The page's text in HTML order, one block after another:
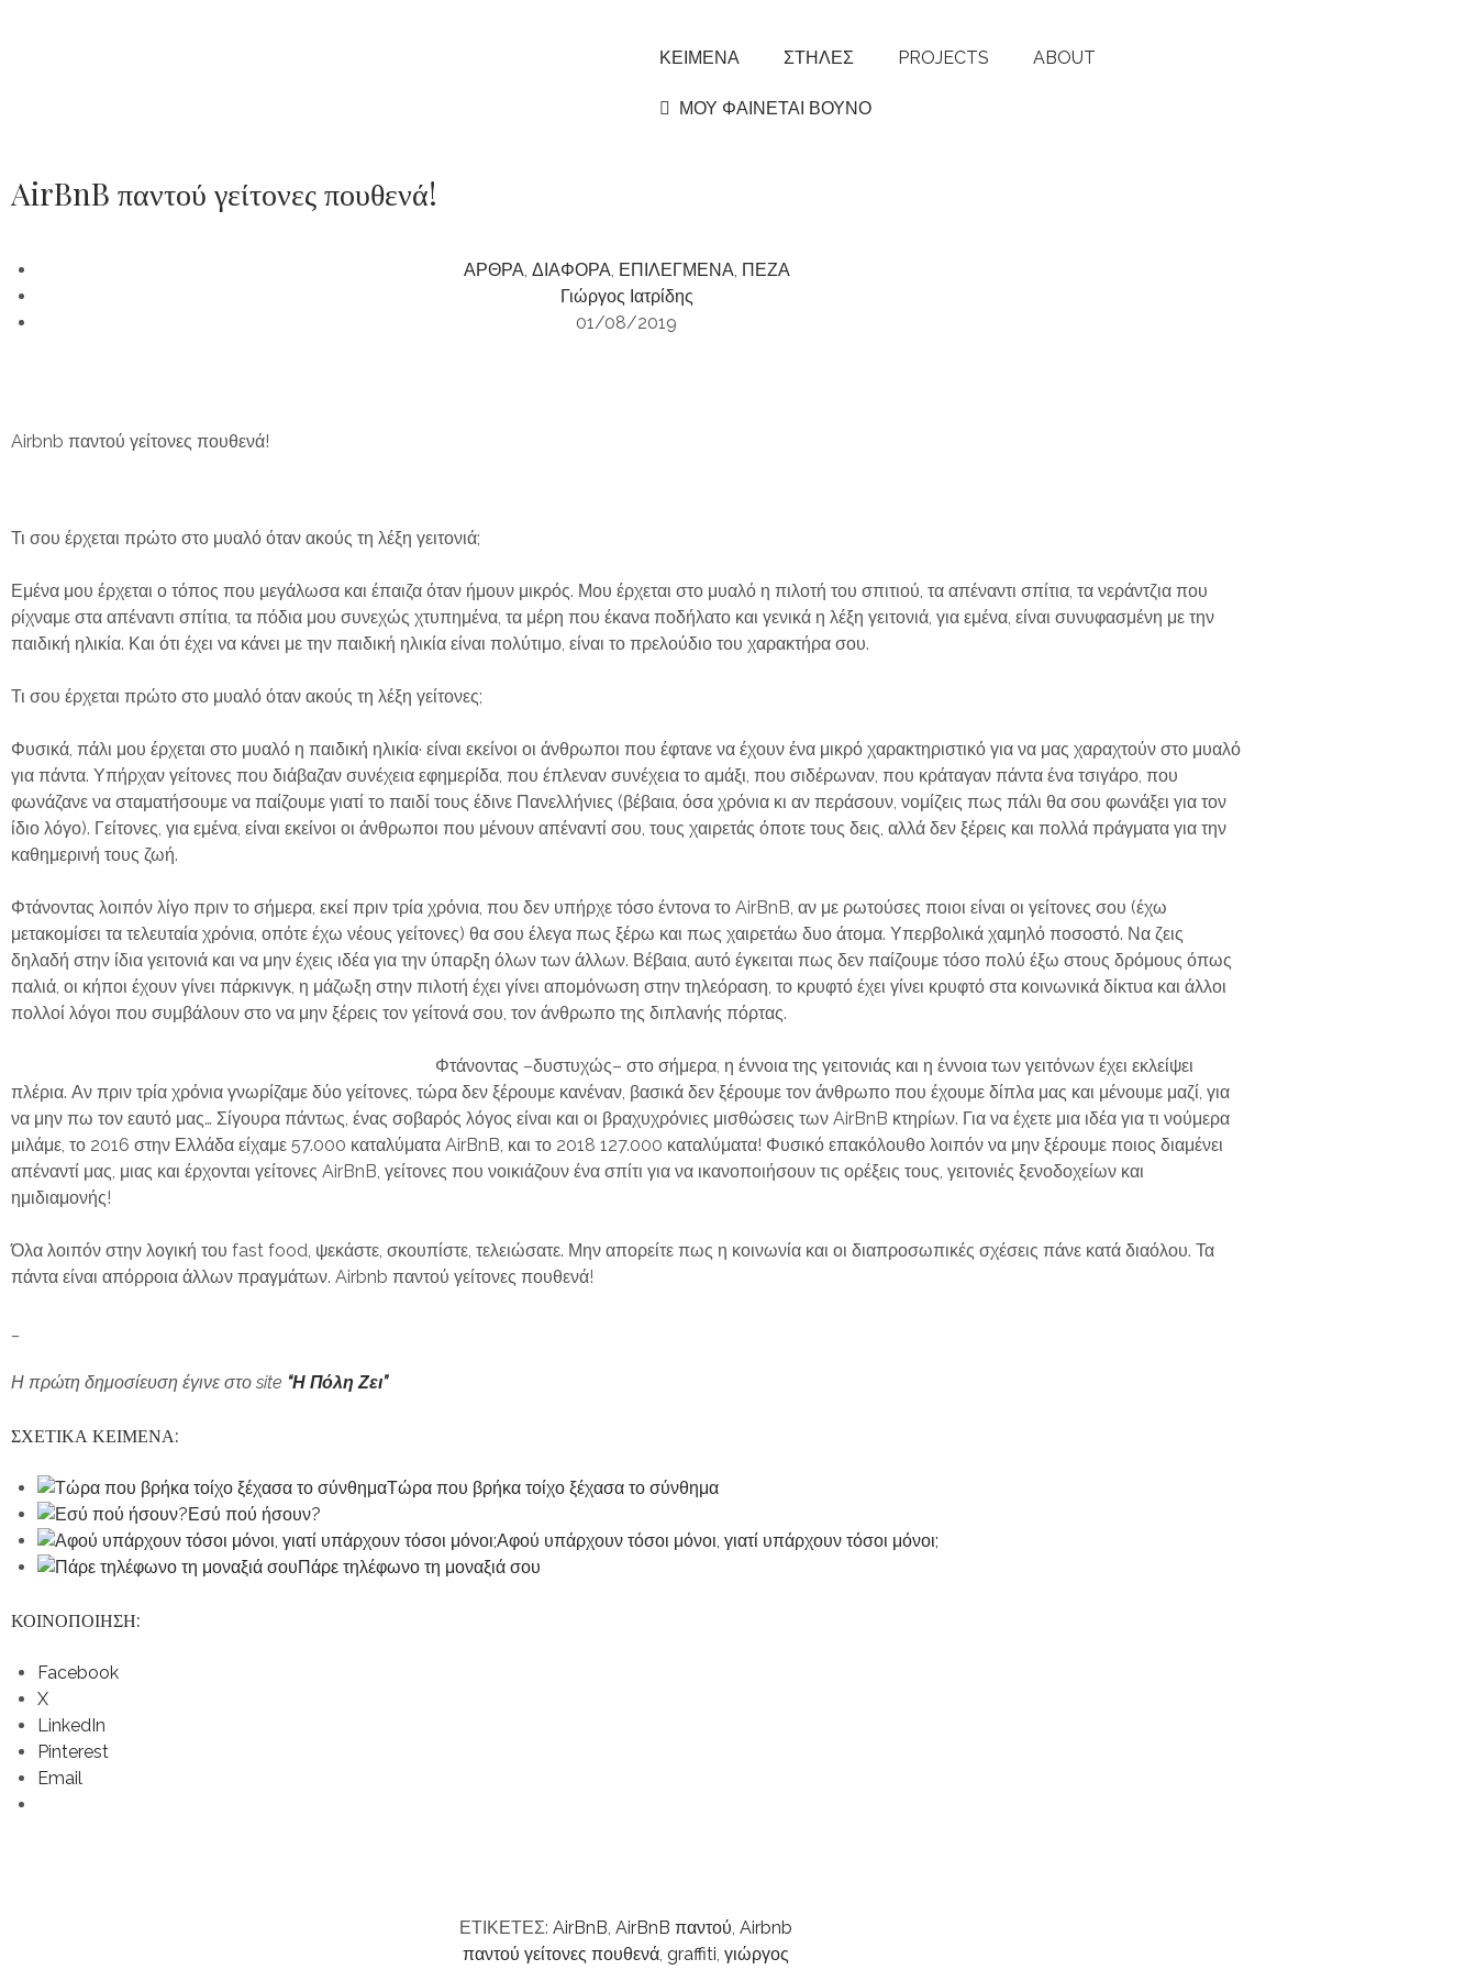
ΚΕΙΜΕΝΑ ΣΤΗΛΕΣ PROJECTS ABOUT
ΜΟΥ ΦΑΙΝΕΤΑΙ ΒΟΥΝΟ
AirBnB παντού γείτονες πουθενά!
ΑΡΘΡΑ, ΔΙΑΦΟΡΑ, ΕΠΙΛΕΓΜΕΝΑ, ΠΕΖΑ
Γιώργος Ιατρίδης
01/08/2019
Airbnb παντού γείτονες πουθενά!
Τι σου έρχεται πρώτο στο μυαλό όταν ακούς τη λέξη γειτονιά;
Εμένα μου έρχεται ο τόπος που μεγάλωσα και έπαιζα όταν ήμουν μικρός. Μου έρχεται στο μυαλό η πιλοτή του σπιτιού, τα απέναντι σπίτια, τα νεράντζια που
ρίχναμε στα απέναντι σπίτια, τα πόδια μου συνεχώς χτυπημένα, τα μέρη που έκανα ποδήλατο και γενικά η λέξη γειτονιά, για εμένα, είναι συνυφασμένη με την
παιδική ηλικία. Και ότι έχει να κάνει με την παιδική ηλικία είναι πολύτιμο, είναι το πρελούδιο του χαρακτήρα σου.
Τι σου έρχεται πρώτο στο μυαλό όταν ακούς τη λέξη γείτονες;
Φυσικά, πάλι μου έρχεται στο μυαλό η παιδική ηλικία· είναι εκείνοι οι άνθρωποι που έφτανε να έχουν ένα μικρό χαρακτηριστικό για να μας χαραχτούν στο μυαλό
για πάντα. Υπήρχαν γείτονες που διάβαζαν συνέχεια εφημερίδα, που έπλεναν συνέχεια το αμάξι, που σιδέρωναν, που κράταγαν πάντα ένα τσιγάρο, που
φωνάζανε να σταματήσουμε να παίζουμε γιατί το παιδί τους έδινε Πανελλήνιες (βέβαια, όσα χρόνια κι αν περάσουν, νομίζεις πως πάλι θα σου φωνάξει για τον
ίδιο λόγο). Γείτονες, για εμένα, είναι εκείνοι οι άνθρωποι που μένουν απέναντί σου, τους χαιρετάς όποτε τους δεις, αλλά δεν ξέρεις και πολλά πράγματα για την
καθημερινή τους ζωή.
Φτάνοντας λοιπόν λίγο πριν το σήμερα, εκεί πριν τρία χρόνια, που δεν υπήρχε τόσο έντονα το AirBnB, αν με ρωτούσες ποιοι είναι οι γείτονες σου (έχω
μετακομίσει τα τελευταία χρόνια, οπότε έχω νέους γείτονες) θα σου έλεγα πως ξέρω και πως χαιρετάω δυο άτομα. Υπερβολικά χαμηλό ποσοστό. Να ζεις
δηλαδή στην ίδια γειτονιά και να μην έχεις ιδέα για την ύπαρξη όλων των άλλων. Βέβαια, αυτό έγκειται πως δεν παίζουμε τόσο πολύ έξω στους δρόμους όπως
παλιά, οι κήποι έχουν γίνει πάρκινγκ, η μάζωξη στην πιλοτή έχει γίνει απομόνωση στην τηλεόραση, το κρυφτό έχει γίνει κρυφτό στα κοινωνικά δίκτυα και άλλοι
πολλοί λόγοι που συμβάλουν στο να μην ξέρεις τον γείτονά σου, τον άνθρωπο της διπλανής πόρτας.
Φτάνοντας –δυστυχώς– στο σήμερα, η έννοια της γειτονιάς και η έννοια των γειτόνων έχει εκλείψει
πλέρια. Αν πριν τρία χρόνια γνωρίζαμε δύο γείτονες, τώρα δεν ξέρουμε κανέναν, βασικά δεν ξέρουμε τον άνθρωπο που έχουμε δίπλα μας και μένουμε μαζί, για
να μην πω τον εαυτό μας… Σίγουρα πάντως, ένας σοβαρός λόγος είναι και οι βραχυχρόνιες μισθώσεις των AirBnB κτηρίων. Για να έχετε μια ιδέα για τι νούμερα
μιλάμε, το 2016 στην Ελλάδα είχαμε 57.000 καταλύματα AirBnB, και το 2018 127.000 καταλύματα! Φυσικό επακόλουθο λοιπόν να μην ξέρουμε ποιος διαμένει
απέναντί μας, μιας και έρχονται γείτονες AirBnB, γείτονες που νοικιάζουν ένα σπίτι για να ικανοποιήσουν τις ορέξεις τους, γειτονιές ξενοδοχείων και
ημιδιαμονής!
Όλα λοιπόν στην λογική του fast food, ψεκάστε, σκουπίστε, τελειώσατε. Μην απορείτε πως η κοινωνία και οι διαπροσωπικές σχέσεις πάνε κατά διαόλου. Τα
πάντα είναι απόρροια άλλων πραγμάτων. Airbnb παντού γείτονες πουθενά!
Η πρώτη δημοσίευση έγινε στο site “Η Πόλη Ζει”
ΣΧΕΤΙΚΑ ΚΕΙΜΕΝΑ:
Τώρα που βρήκα τοίχο ξέχασα το σύνθημα
Εσύ πού ήσουν?
Αφού υπάρχουν τόσοι μόνοι, γιατί υπάρχουν τόσοι μόνοι;
Πάρε τηλέφωνο τη μοναξιά σου
ΚΟΙΝΟΠΟΙΗΣΗ:
Facebook
X
LinkedIn
Pinterest
Email
ΕΤΙΚΕΤΕΣ: AirBnB,AirBnB παντού,Airbnb
παντού γείτονες πουθενά,graffiti,γιώργος